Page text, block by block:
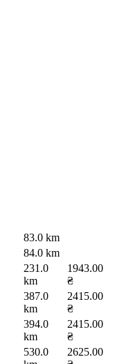
83.0 km
84.0 km
231.0
km
1943.00
₴
387.0
km
2415.00
₴
394.0
km
2415.00
₴
530.0
2625.00